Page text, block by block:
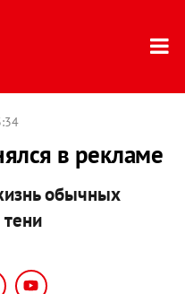
в рекламе
обычных